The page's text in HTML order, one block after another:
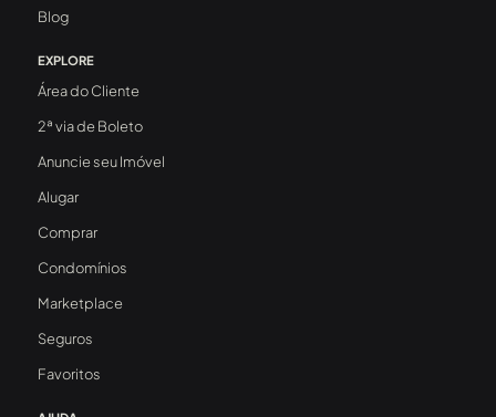
Blog
EXPLORE
Área do Cliente
2ª via de Boleto
Anuncie seu Imóvel
Alugar
Comprar
Condomínios
Marketplace
Seguros
Favoritos